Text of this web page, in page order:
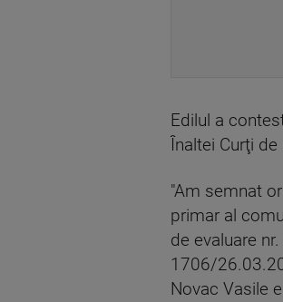
Edilul a
Înaltei Curţi
"Am semnat
primar al
de evaluare
1706/
Novac Vasile